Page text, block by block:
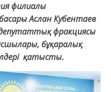
филиалы
Аслан Кубентаев
фракциясы
бұқаралық
қатысты.